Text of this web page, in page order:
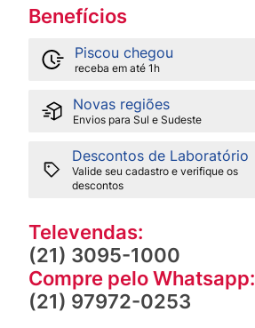
Benefícios
Piscou chegou
receba em até 1h
Novas regiões
Envios para Sul e Sudeste
Descontos de Laboratório
Valide seu cadastro e verifique os
descontos
Televendas:
(21) 3095-1000
Compre pelo Whatsapp:
(21) 97972-0253